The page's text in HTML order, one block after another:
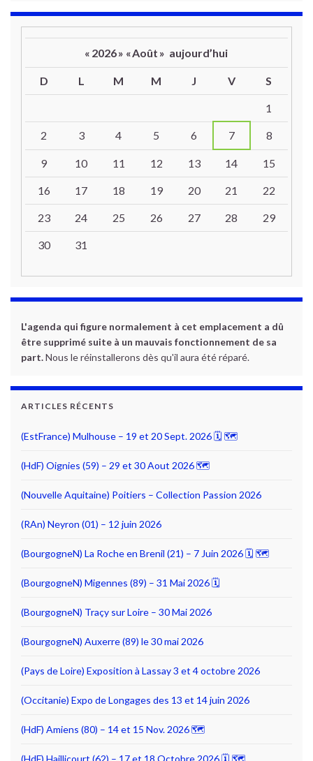
« 2026» «Août » aujourd’hui
D L M M J V S
1
2 3 4 5 6 7 8
9 10 11 12 13 14 15
16 17 18 19 20 21 22
23 24 25 26 27 28 29
30 31
L'agenda qui figure normalement à cet emplacement a dû
être supprimé suite à un mauvais fonctionnement de sa
part.Nous le réinstallerons dès qu'il aura été réparé.
ARTICLES RÉCENTS
(EstFrance) Mulhouse – 19 et 20 Sept. 2026 🗓 🗺
(HdF) Oignies (59) – 29 et 30 Aout 2026 🗺
(Nouvelle Aquitaine) Poitiers – Collection Passion 2026
(RAn) Neyron (01) – 12 juin 2026
(BourgogneN) La Roche en Brenil (21) – 7 Juin 2026 🗓 🗺
(BourgogneN) Migennes (89) – 31 Mai 2026 🗓
(BourgogneN) Traçy sur Loire – 30 Mai 2026
(BourgogneN) Auxerre (89) le 30 mai 2026
(Pays de Loire) Exposition à Lassay 3 et 4 octobre 2026
(Occitanie) Expo de Longages des 13 et 14 juin 2026
(HdF) Amiens (80) – 14 et 15 Nov. 2026 🗺
(HdF) Haillicourt (62) – 17 et 18 Octobre 2026 🗓 🗺